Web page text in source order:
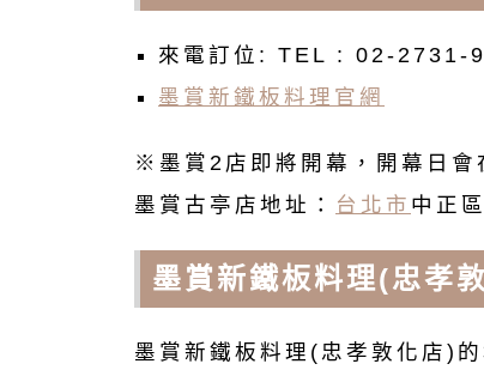
來電訂位: TEL : 02-2731-
墨賞新鐵板料理官網
※墨賞2店即將開幕，開幕日會
墨賞古亭店地址： 台北市 中正
墨賞新鐵板料理(忠孝
墨賞新鐵板料理(忠孝敦化店)的